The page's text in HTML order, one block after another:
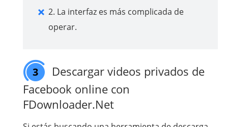
2. La interfaz es más complicada de
operar.
3
Descargar videos privados de
Facebook online con
FDownloader.Net